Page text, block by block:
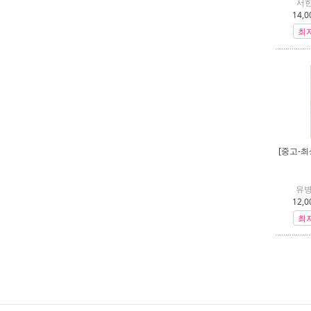
서
최
[중고-최
유
최